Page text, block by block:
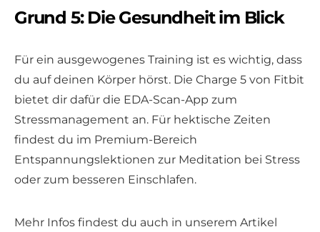
Grund 5: Die Gesundheit im Blick
Für ein ausgewogenes Training ist es wichtig, dass
du auf deinen Körper hörst. Die Charge 5 von Fitbit
bietet dir dafür die EDA-Scan-App zum
Stressmanagement an. Für hektische Zeiten
findest du im Premium-Bereich
Entspannungslektionen zur Meditation bei Stress
oder zum besseren Einschlafen.
Mehr Infos findest du auch in unserem Artikel